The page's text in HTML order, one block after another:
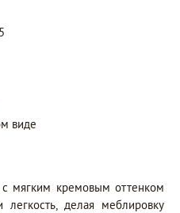
виде
мягким кремовым оттенком
делая меблировку